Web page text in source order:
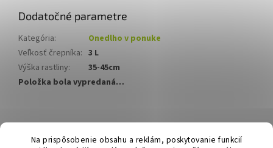
Na prispôsobenie obsahu a reklám, poskytovanie funkcií
Dodatočné parametre
Kategória:
Onedlho v ponuke
Veľkosť črepníka: 3 L
Výška rastliny:
35-45cm
Položka bola vypredaná…
á
Hurmikaki.com